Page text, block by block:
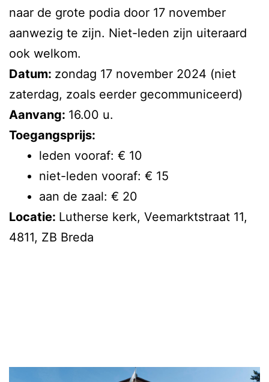
naar de grote podia door 17 november
aanwezig te zijn. Niet-leden zijn uiteraard
ook welkom.
Datum: zondag 17 november 2024 (niet
zaterdag, zoals eerder gecommuniceerd)
Aanvang: 16.00 u.
Toegangsprijs:
leden vooraf: € 10
niet-leden vooraf: € 15
aan de zaal: € 20
Locatie: Lutherse kerk, Veemarktstraat 11,
4811, ZB Breda